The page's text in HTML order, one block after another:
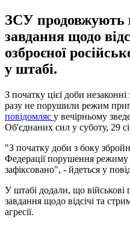
ЗСУ продовжують
завдання щодо
озброєної
у штабі.
З початку цієї доби
разу не порушили режим
повідомляє у вечірньому
Об'єднаних сил у суботу, 29
"З початку доби з боку
Федерації порушення
зафіксовано", - йдеться у
У штабі додали, що
завдання щодо відсічі та
агресії.